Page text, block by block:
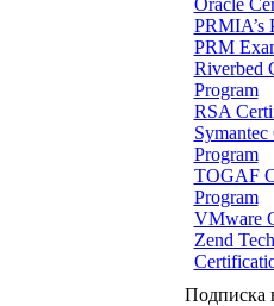
Oracle
PRMIA’s
PRM
Riverbed
Program
RSA
Program
TOGAF
Program
VMware
Zend
Подписка